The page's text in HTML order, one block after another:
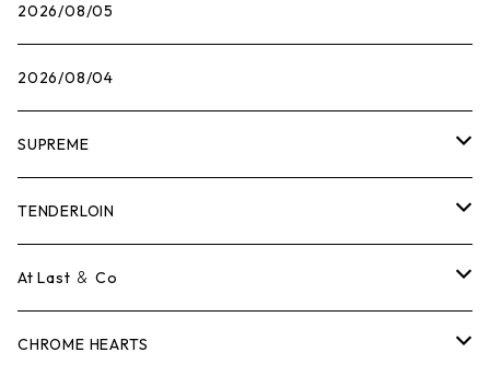
2026/08/05
2026/08/04
SUPREME
Tシャツ
ロンTEE
スウェット/ニット
TENDERLOIN
Tシャツ
ロンTEE
At Last ＆ Co
Tシャツ
CHROME HEARTS